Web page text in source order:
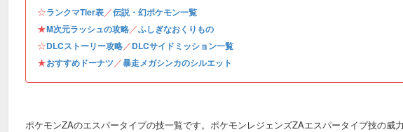
☆ランクマTier表／伝説・幻ポケモン一覧
★M次元ラッシュの攻略／ふしぎなおくりもの
☆DLCストーリー攻略／DLCサイドミッション一覧
★おすすめドーナツ／暴走メガシンカのシルエット
ポケモンZAのエスパータイプの技一覧です。ポケモンレジェンズZAエスパータイプ技の威